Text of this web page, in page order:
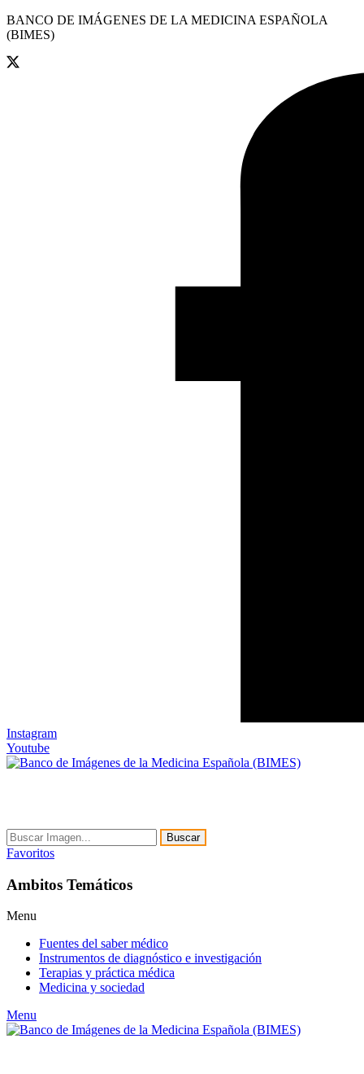
BANCO DE IMÁGENES DE LA MEDICINA ESPAÑOLA
(BIMES)
Instagram
Youtube
Buscar
Favoritos
Ambitos Temáticos
Menu
Fuentes del saber médico
Instrumentos de diagnóstico e investigación
Terapias y práctica médica
Medicina y sociedad
Menu